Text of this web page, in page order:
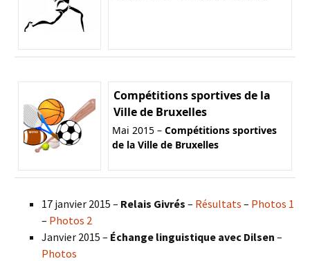
Compétitions sportives de la
Ville de Bruxelles
Mai 2015 – Compétitions sportives
de la Ville de Bruxelles
17 janvier 2015 – Relais Givrés – Résultats – Photos 1
– Photos 2
Janvier 2015 – Échange linguistique avec Dilsen –
Photos